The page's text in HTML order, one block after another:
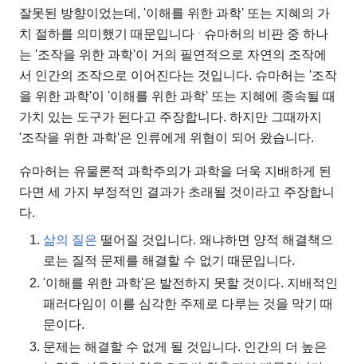
잘못된 방향이었는데, '이해를 위한 과학' 또는 지혜의 가
치 절하를 의미했기 때문입니다 . 슈마허의 비판 중 하나
는 '조작을 위한 과학'이 거의 필연적으로 자연의 조작에
서 인간의 조작으로 이어진다는 것입니다. 슈마허는 '조작
을 위한 과학'이 '이해를 위한 과학' 또는 지혜에 종속될 때
가치 있는 도구가 된다고 주장합니다. 하지만 그때까지
'조작을 위한 과학'은 인류에게 위협이 되어 왔습니다.
슈마허는 유물론적 과학주의가 과학을 더욱 지배하게 된
다면 세 가지 부정적인 결과가 초래될 것이라고 주장합니
다.
삶의 질은 떨어질 것입니다. 왜냐하면 양적 해결책으
로는 질적 문제를 해결할 수 없기 때문입니다.
'이해를 위한 과학'은 발전하지 못할 것이다. 지배적인
패러다임이 이를 심각한 주제로 다루는 것을 막기 때
문이다.
문제는 해결할 수 없게 될 것입니다. 인간의 더 높은